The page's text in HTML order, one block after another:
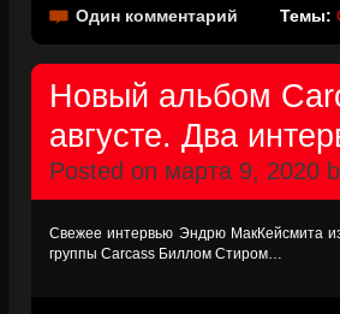
Один комментарий Темы:
Новый альбом
августе. Два
Posted on марта 9, 2020
Свежее интервью Эндрю МакКейсмита из
группы Carcass Биллом Стиром…